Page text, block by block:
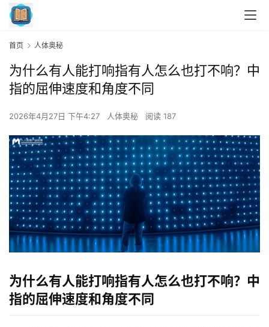
首页 人体奥秘
为什么有人能打响指有人怎么也打不响？中
指的屈伸速度和角度不同
2026年4月27日 下午4:27 人体奥秘 阅读 187
为什么有人能打响指有人怎么也打不响？中
指的屈伸速度和角度不同